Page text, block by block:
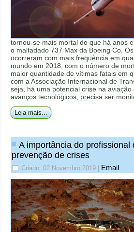
tornou-se mais mortal do que há anos
o malfadado 737 Max da Boeing Co.
ocorreram com mais frequência em
mundo em 2018, com o número de
maior quantidade de vítimas fatais em
com a Associação Internacional de
seja, há uma potencial crise na
avanços tecnológicos, precisa ser
Leia mais...
A importância do profissional
prevenção de crises
Criado: 02 Novembro 2019 | Email